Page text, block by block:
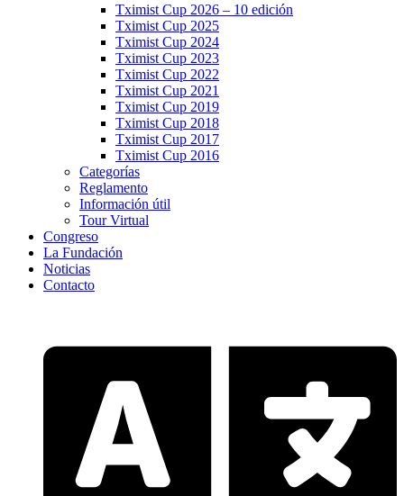
Tximist Cup 2026 – 10 edición
Tximist Cup 2025
Tximist Cup 2024
Tximist Cup 2023
Tximist Cup 2022
Tximist Cup 2021
Tximist Cup 2019
Tximist Cup 2018
Tximist Cup 2017
Tximist Cup 2016
Categorías
Reglamento
Información útil
Tour Virtual
Congreso
La Fundación
Noticias
Contacto